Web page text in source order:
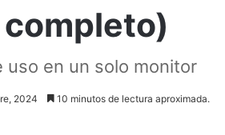
uso en un solo monitor
2024 10 minutos de lectura aproximada.